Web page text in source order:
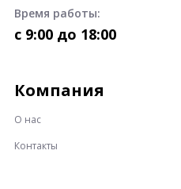
Время работы:
c 9:00 до 18:00
Компания
О нас
Контакты